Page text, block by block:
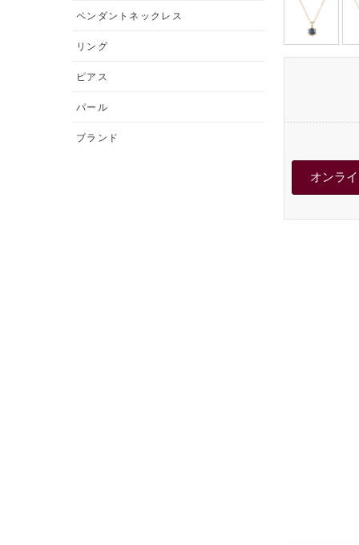
ペンダントネックレス
リング
ピアス
パール
ブランド